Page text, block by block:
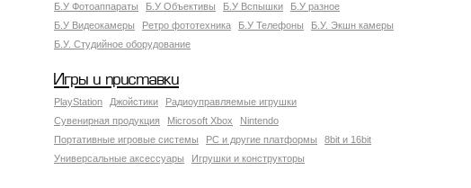
Б.У Фотоаппараты Б.У Объективы Б.У Вспышки
Б.У разное
Б.У Видеокамеры
Ретро фототехника Б.У Телефоны
Б.У. Экшн камеры
Б.У. Студийное оборудование
Игры и приставки
PlayStation Джойстики
Радиоуправляемые игрушки
Сувенирная продукция
Microsoft Xbox
Nintendo
Портативные игровые системы
PC и другие платформы
8bit и 16bit
Универсальные аксессуары
Игрушки и конструкторы